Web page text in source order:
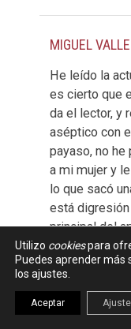
MIGUEL
He leído la
es cierto que
da el lector, y
aséptico con
payaso, no
a mi mujer y
lo que sacó
está
principal del
término
Utilizo cookiespara
Puedes aprender más
los ajustes.
Aceptar